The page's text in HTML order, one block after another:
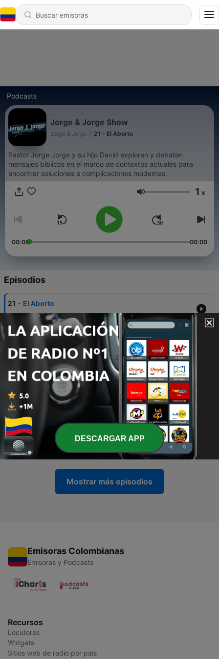
Podcasts
Jorge & Jorge Show
Jorge & Jorge 21 - El Aborto
Pastor Jorge Jorge y su hijo David exploran y debaten
mensajes biblicos en el marco de contextos actuales para
encontrar soluciones a complicaciones modernas.
Volumen 1 x
00:00 00:00
Episodios
21 - El Aborto
22 sep. 2021
20 - Socialismo II
08 mayo 2021
Socialismo I
01 mayo 2021
18 - La Iglesia y su Relevancia en un Mundo
Posmoderno
17 abr. 2021
17 - Inmigracion
20 mar. 2021
Mostrar más episodios
Emisoras Colombianas
Emisoras y Podcasts
Recursos
Locutores
Widgets
Sitios web de radio por país
DESCARGAR APP